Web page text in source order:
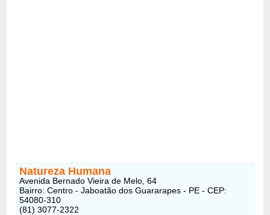
Natureza Humana
Avenida Bernado Vieira de Melo, 64
Bairro: Centro - Jaboatão dos Guararapes - PE - CEP:
54080-310
(81) 3077-2322